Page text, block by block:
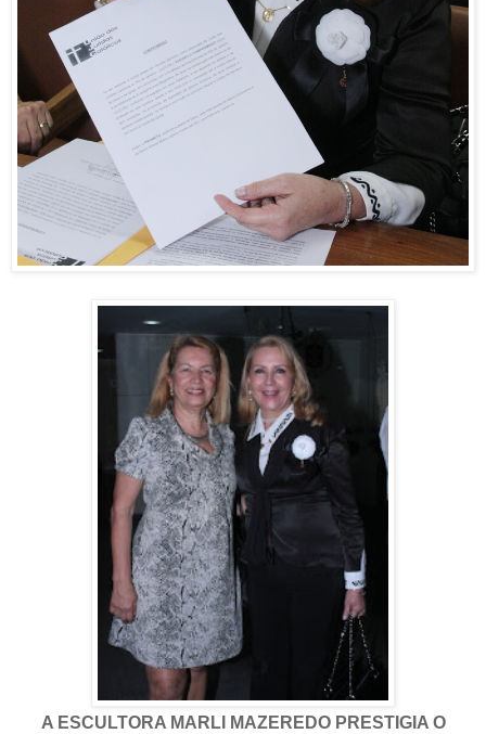
A ESCULTORA MARLI MAZEREDO PRESTIGIA O